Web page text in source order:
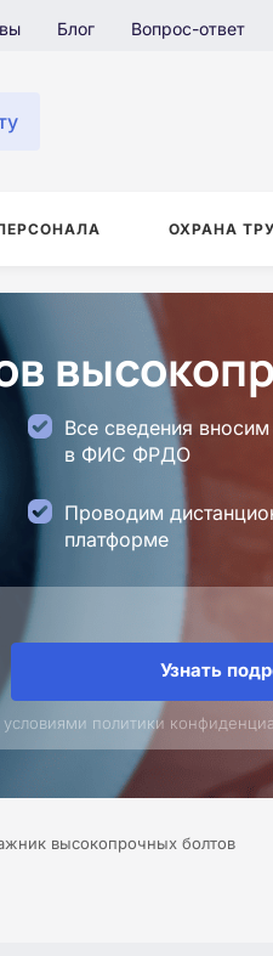
Блог Вопрос-ответ
ОХРАНА
Все сведения вносим
в ФИС ФРДО
Проводим
платформе
Узнать
политики
высокопрочных болтов